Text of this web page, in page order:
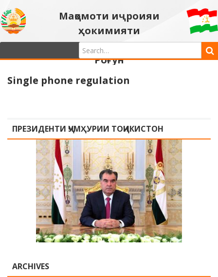
Мақомоти иҷроияи
ҳокимияти
давлатии шаҳри
Роғун
Single phone regulation
ПРЕЗИДЕНТИ ҶУМҲУРИИ ТОҶИКИСТОН
ARCHIVES